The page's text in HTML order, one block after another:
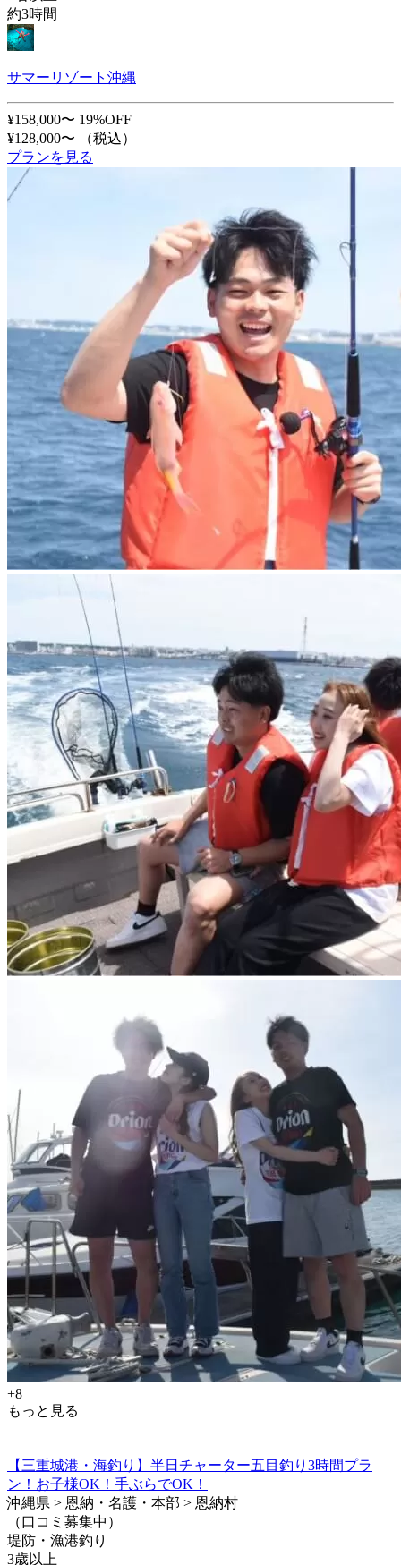
約3時間
サマーリゾート沖縄
¥158,000〜 19%OFF
¥128,000〜
（税込）
プランを見る
+8
もっと見る
【三重城港・海釣り】半日チャーター五目釣り3時間プラ
ン！お子様OK！手ぶらでOK！
沖縄県 > 恩納・名護・本部 > 恩納村
（口コミ募集中）
堤防・漁港釣り
3歳以上